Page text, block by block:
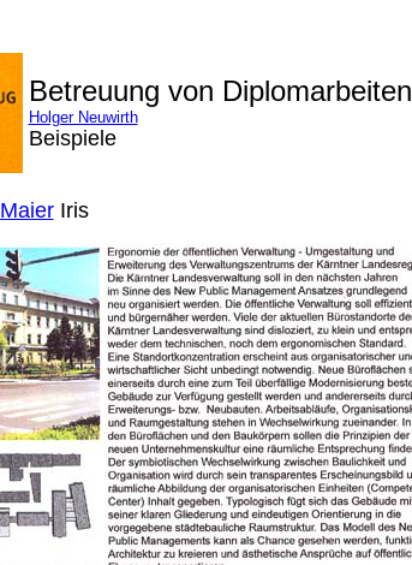
Betreuung von Diplomarbeiten
Holger Neuwirth
Beispiele
MaierIris